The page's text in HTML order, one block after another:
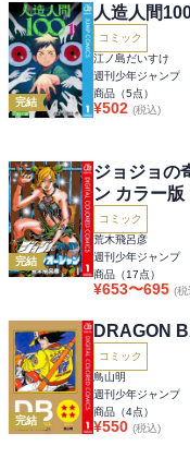
完結
人造人間
コミック
江ノ島だいすけ
週刊少年ジャンプ
商品（5点）
¥502 (税込)
完結
ジョジョの
ン カラー版
コミック
荒木飛呂彦
週刊少年ジャンプ
商品（17点）
¥653〜695 (税
完結
DRAGON
コミック
鳥山明
週刊少年ジャンプ
商品（4点）
¥550 (税込)